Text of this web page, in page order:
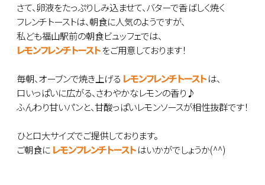
さて、卵液をたっぷりしみ込ませて、バターで香ばしく焼く
フレンチトーストは、朝食に人気のようですが、
私ども福山駅前の朝食ビュッフェでは、
レモンフレンチトーストをご用意しております！
毎朝、オーブンで焼き上げる レモンフレンチトーストは、
口いっぱいに広がる、さわやかなレモンの香り♪
ふんわり甘いパンと、甘酸っぱいレモンソースが相性抜群です！
ひと口大サイズでご提供しております。
ご朝食に レモンフレンチトーストはいかがでしょうか(^^)